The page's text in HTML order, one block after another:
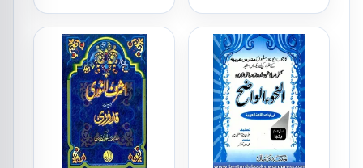
شرح ھدایۃ النحو